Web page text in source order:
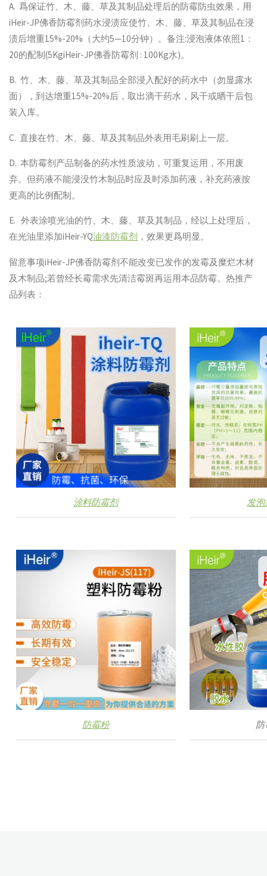
A. 爲保证竹、木、藤、草及其制品处理后的防霉防虫效果，用
iHeir-JP佛香防霉剂药水浸渍应使竹、木、藤、草及其制品在浸
渍后增重15%-20%（大约5—10分钟）。备注:浸泡液体依照1：
20的配制(5KgiHeir-JP佛香防霉剂 : 100Kg水)。
B. 竹、木、藤、草及其制品全部浸入配好的药水中（勿显露水
面），到达增重15%-20%后，取出滴干药水，风干或晒干后包
装入库。
C. 直接在竹、木、藤、草及其制品外表用毛刷刷上一层。
D. 本防霉剂产品制备的药水性质波动，可重复运用，不用废
弃。但药液不能浸没竹木制品时应及时添加药液，补充药液按
更高的比例配制。
E. 外表涂喷光油的竹、木、藤、草及其制品，经以上处理后，
在光油里添加iHeir-YQ油漆防霉剂 ，效果更爲明显。
留意事项iHeir-JP佛香防霉剂不能改变已发作的发霉及糜烂木材
及木制品;若曾经长霉需求先清洁霉斑再运用本品防霉。热推产
品列表：
涂料防霉剂 发泡
防霉粉 防